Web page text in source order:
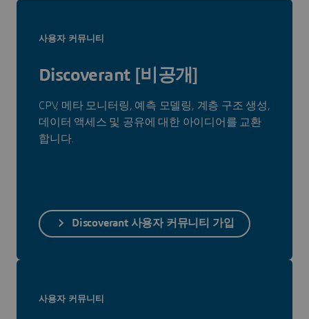
사용자 커뮤니티
Discoverant [비공개]
CPV, 메타 모니터링, 예측 모델링, 계층 구조 생성,
데이터 액세스 및 공유에 대한 아이디어를 교환
합니다.
Discoverant 사용자 커뮤니티 가입
사용자 커뮤니티